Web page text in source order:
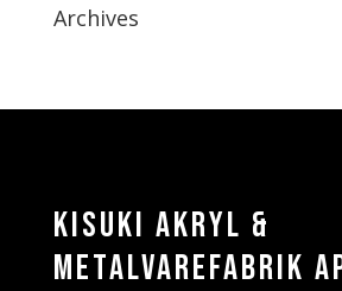
Archives
Kisuki Akryl &
Metalvarefabrik